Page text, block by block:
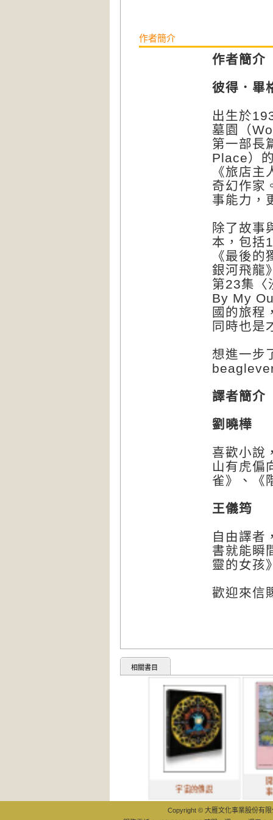
作者簡介
作者簡介
彼得．畢
出生於
墓園（
第一部長
Place）
《旅店
奇幻作家
事能力，
除了故事
本，包括
《最後
銀河飛龍
第23集〈
By My
國的旅程
同時也是
想進一步
譯者簡介
劉曉樺
喜歡小說
山有虎偏
雀》、《
王儀筠
自由譯者
書就能瞬
靈的女孩
歡迎來信
相關書目
宇宙的傳說
開始編織
事會發生
Copyright © 大雁文化事業股份有